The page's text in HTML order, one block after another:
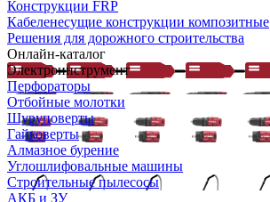
Конструкции FRP
Кабеленесущие конструкции композитные
Решения для дорожного строительства
Онлайн-каталог
Электроинструмент
Перфораторы
Отбойные молотки
Шуруповерты
Гайковерты
Алмазное бурение
Углошлифовальные машины
Строительные пылесосы
АКБ и ЗУ